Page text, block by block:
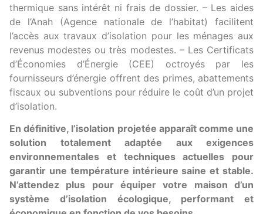
thermique sans intérêt ni frais de dossier. – Les aides
de l’Anah (Agence nationale de l’habitat) facilitent
l’accès aux travaux d’isolation pour les ménages aux
revenus modestes ou très modestes. – Les Certificats
d’Économies d’Énergie (CEE) octroyés par les
fournisseurs d’énergie offrent des primes, abattements
fiscaux ou subventions pour réduire le coût d’un projet
d’isolation.
En définitive, l’isolation projetée apparaît comme une
solution totalement adaptée aux exigences
environnementales et techniques actuelles pour
garantir une température intérieure saine et stable.
N’attendez plus pour équiper votre maison d’un
système d’isolation écologique, performant et